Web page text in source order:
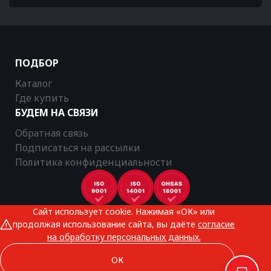
ПОДБОР
Каталог
Где купить
БУДЕМ НА СВЯЗИ
Обратная связь
Подписаться на рассылки
Политика конфиденциальности
CTR © 2025
Все права защищены
Сайт использует cookie. Нажимая «ОК» или
продолжая использование сайта, вы даёте согласие
на обработку персональных данных.
ОК